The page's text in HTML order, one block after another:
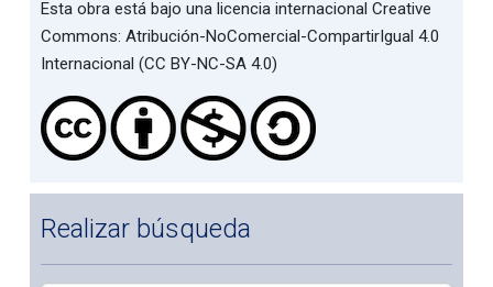
Esta obra está bajo una licencia internacional Creative
Commons: Atribución-NoComercial-CompartirIgual 4.0
Internacional (CC BY-NC-SA 4.0)
Realizar búsqueda